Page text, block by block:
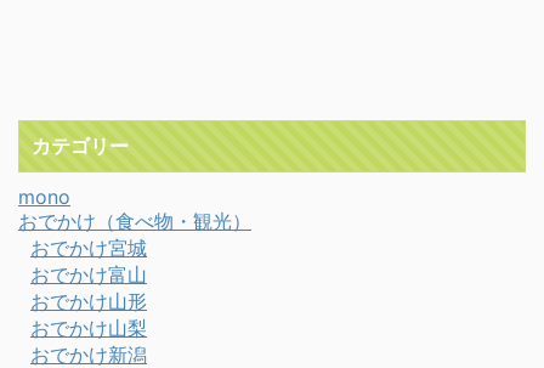
カテゴリー
mono
おでかけ（食べ物・観光）
おでかけ宮城
おでかけ富山
おでかけ山形
おでかけ山梨
おでかけ新潟